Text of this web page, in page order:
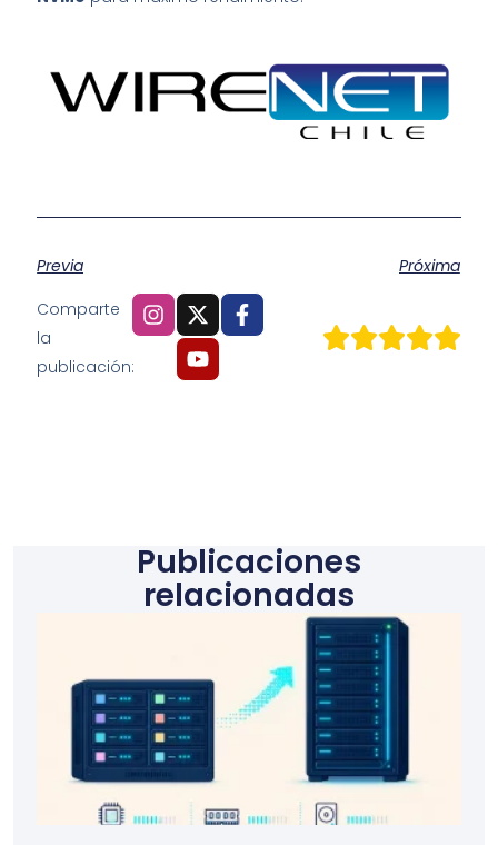
Previa
Próxima
Comparte
la
publicación:
Publicaciones
relacionadas